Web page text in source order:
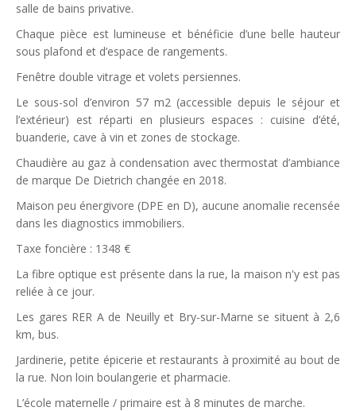
salle de bains privative.
Chaque pièce est lumineuse et bénéficie d’une belle hauteur
sous plafond et d’espace de rangements.
Fenêtre double vitrage et volets persiennes.
Le sous-sol d’environ 57 m2 (accessible depuis le séjour et
l’extérieur) est réparti en plusieurs espaces : cuisine d’été,
buanderie, cave à vin et zones de stockage.
Chaudière au gaz à condensation avec thermostat d’ambiance
de marque De Dietrich changée en 2018.
Maison peu énergivore (DPE en D), aucune anomalie recensée
dans les diagnostics immobiliers.
Taxe foncière : 1348 €
La fibre optique est présente dans la rue, la maison n'y est pas
reliée à ce jour.
Les gares RER A de Neuilly et Bry-sur-Marne se situent à 2,6
km, bus.
Jardinerie, petite épicerie et restaurants à proximité au bout de
la rue. Non loin boulangerie et pharmacie.
L’école maternelle / primaire est à 8 minutes de marche.